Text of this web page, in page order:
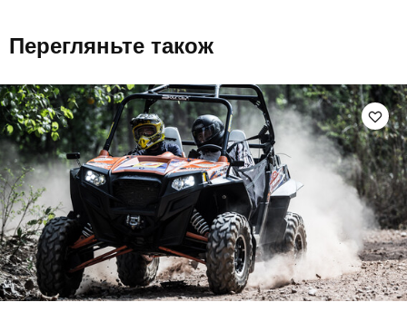
Перегляньте також